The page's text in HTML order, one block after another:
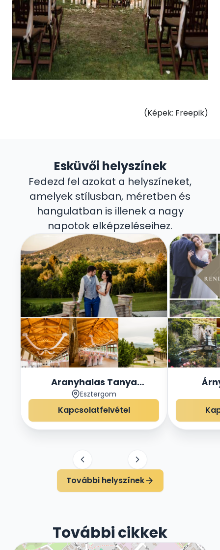
(Képek: Freepik)
Esküvői helyszínek
Fedezd fel azokat a helyszíneket,
amelyek stílusban, méretben és
hangulatban is illenek a nagy
napotok elképzeléseihez.
Aranyhalas Tanya
Rendezvényház
Esztergom
Kapcsolatfelvétel
További helyszínek
További cikkek